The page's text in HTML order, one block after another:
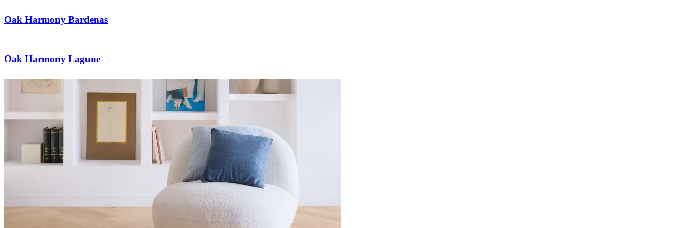
Oak Harmony Bardenas
Oak Harmony Lagune